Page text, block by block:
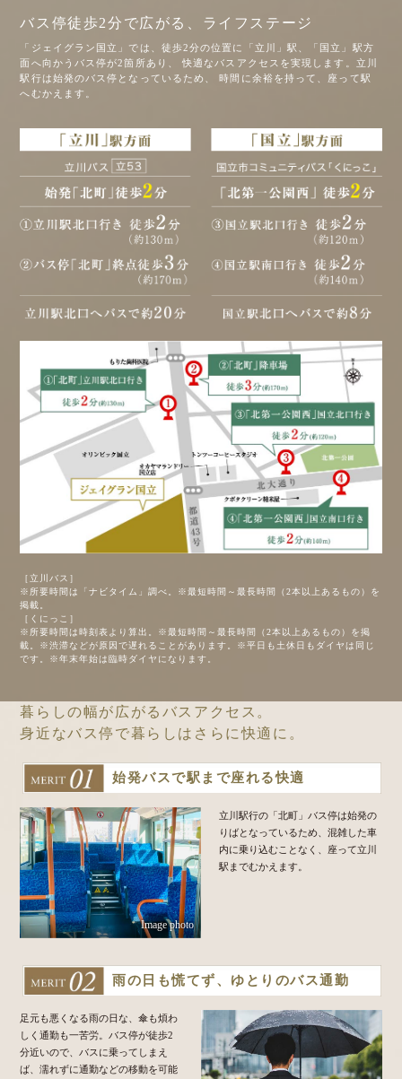
バス停徒歩2分で広がる、ライフステージ
「ジェイグラン国立」では、徒歩2分の位置に「立川」駅、「国立」駅方
面へ向かうバス停が2箇所あり、
快適なバスアクセスを実現します。立川
駅行は始発のバス停となっているため、
時間に余裕を持って、座って駅
へむかえます。
［立川バス］
※所要時間は「ナビタイム」調べ。※最短時間～最長時間（2本以上あるもの）を
掲載。
［くにっこ］
※所要時間は時刻表より算出。※最短時間～最長時間（2本以上あるもの）を掲
載。※渋滞などが原因で遅れることがあります。※平日も土休日もダイヤは同じ
です。 ※年末年始は臨時ダイヤになります。
暮らしの幅が広がるバスアクセス。
身近なバス停で暮らしはさらに快適に。
始発バスで駅まで座れる快適
Image photo
立川駅行の「北町」バス停は始発の
りばとなっているため、混雑した車
内に乗り込むことなく、座って立川
駅までむかえます。
雨の日も慌てず、ゆとりのバス通勤
足元も悪くなる雨の日な、傘も煩わ
しく通勤も一苦労。バス停が徒歩2
分近いので、バスに乗ってしまえ
ば、濡れずに通勤などの移動を可能